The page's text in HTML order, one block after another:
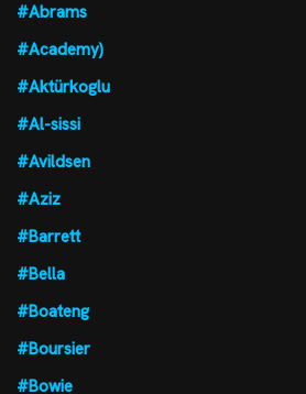
#Abrams
#Academy)
#Aktürkoglu
#Al-sissi
#Avildsen
#Aziz
#Barrett
#Bella
#Boateng
#Boursier
#Bowie